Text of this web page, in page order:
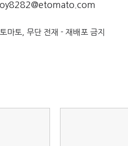
마토, 무단 전재 - 재배포 금지